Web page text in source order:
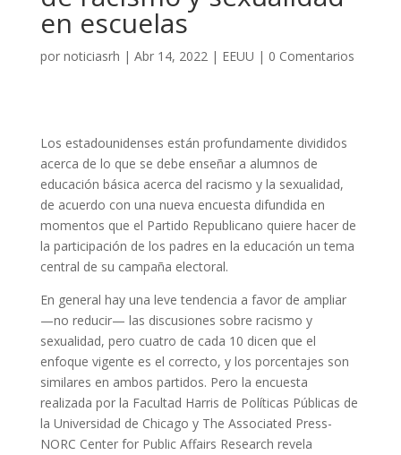
en escuelas
por noticiasrh | Abr 14, 2022| EEUU | 0 Comentarios
Los estadounidenses están profundamente divididos
acerca de lo que se debe enseñar a alumnos de
educación básica acerca del racismo y la sexualidad,
de acuerdo con una nueva encuesta difundida en
momentos que el Partido Republicano quiere hacer de
la participación de los padres en la educación un tema
central de su campaña electoral.
En general hay una leve tendencia a favor de ampliar
—no reducir— las discusiones sobre racismo y
sexualidad, pero cuatro de cada 10 dicen que el
enfoque vigente es el correcto, y los porcentajes son
similares en ambos partidos. Pero la encuesta
realizada por la Facultad Harris de Políticas Públicas de
la Universidad de Chicago y The Associated Press-
NORC Center for Public Affairs Research revela